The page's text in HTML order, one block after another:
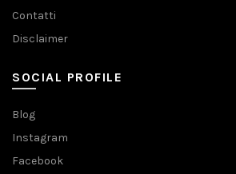
Contatti
Disclaimer
SOCIAL PROFILE
Blog
Instagram
Facebook